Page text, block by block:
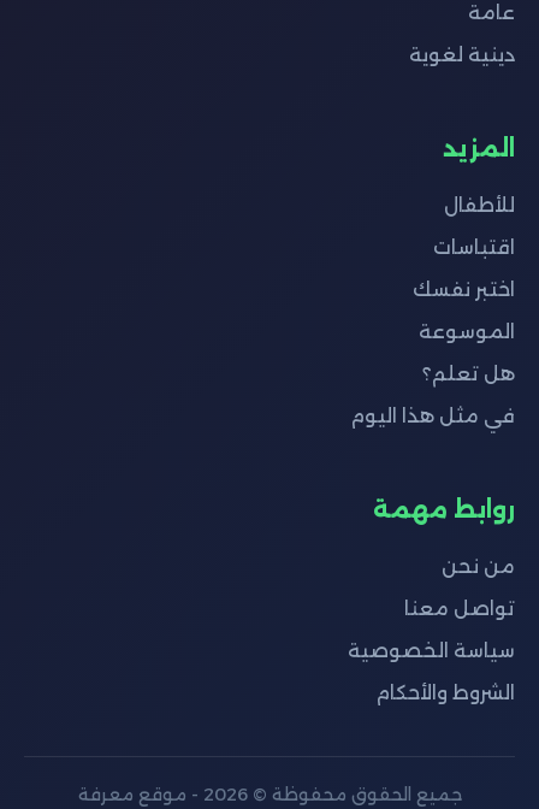
عامة
دينية لغوية
المزيد
للأطفال
اقتباسات
اختبر نفسك
الموسوعة
هل تعلم؟
في مثل هذا اليوم
روابط مهمة
من نحن
تواصل معنا
سياسة الخصوصية
الشروط والأحكام
جميع الحقوق محفوظة © 2026 - موقع معرفة